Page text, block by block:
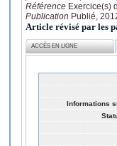
Référence Exercice(s)
Publication Publié,
Article révisé par les
ACCÈS EN LIGNE
Informations